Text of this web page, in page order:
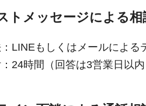
トメッセージによる相
LINEもしくはメールによる
24時間（回答は3営業日以